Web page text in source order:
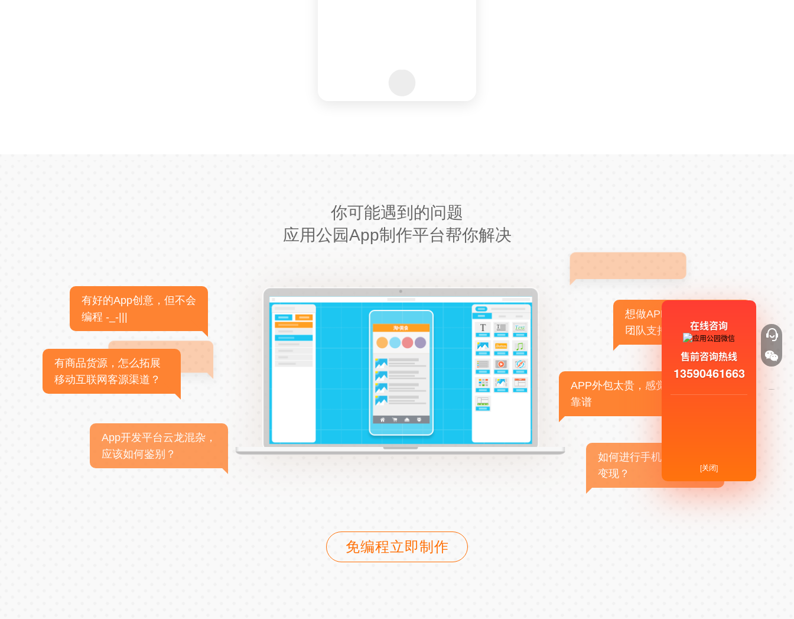
你可能遇到的问题
应用公园App制作平台帮你解决
有好的App创意，但不会
编程 -_-|||
有商品货源，怎么拓展
移动互联网客源渠道？
App开发平台云龙混杂，
应该如何鉴别？
想做APP，但没有技术
团队支持
APP外包太贵，感觉不
靠谱
如何进行手机APP商业
变现？
免编程立即制作
在线咨询
售前咨询热线
13590461663
[关闭]